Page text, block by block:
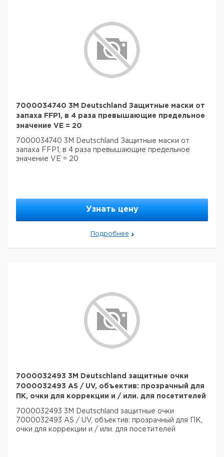
7000034740 3M Deutschland Защитные маски от
запаха FFP1, в 4 раза превышающие предельное
значение VE = 20
7000034740 3M Deutschland Защитные маски от
запаха FFP1, в 4 раза превышающие предельное
значение VE = 20
Узнать цену
Подробнее
7000032493 3M Deutschland защитные очки
7000032493 AS / UV, объектив: прозрачный для
ПК, очки для коррекции и / или. для посетителей
7000032493 3M Deutschland защитные очки
7000032493 AS / UV, объектив: прозрачный для ПК,
очки для коррекции и / или. для посетителей